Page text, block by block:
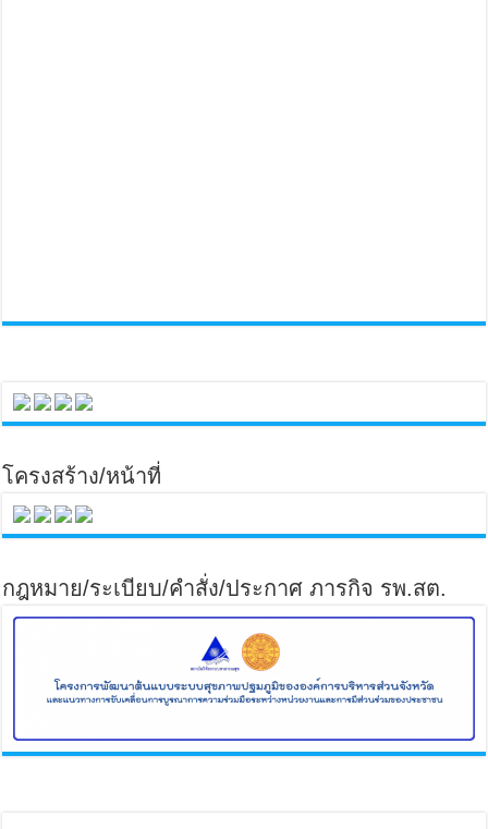
โครงสร้าง/หน้าที่
กฎหมาย/ระเบียบ/คำสั่ง/ประกาศ ภารกิจ รพ.สต.